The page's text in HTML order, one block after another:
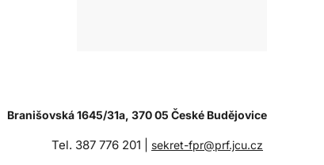
Branišovská 1645/31a, 370 05 České Budějovice
Tel. 387 776 201 | sekret-fpr@prf.jcu.cz